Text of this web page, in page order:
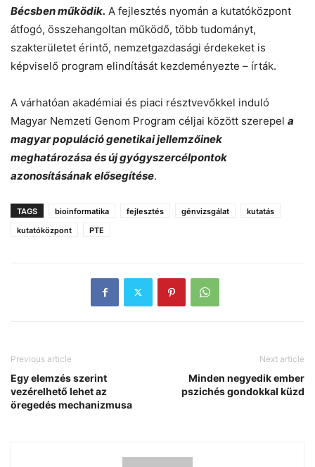
Bécsben működik. A fejlesztés nyomán a kutatóközpont
átfogó, összehangoltan működő, több tudományt,
szakterületet érintő, nemzetgazdasági érdekeket is
képviselő program elindítását kezdeményezte – írták.
A várhatóan akadémiai és piaci résztvevőkkel induló
Magyar Nemzeti Genom Program céljai között szerepel a
magyar populáció genetikai jellemzőinek
meghatározása és új gyógyszercélpontok
azonosításának elősegítése.
TAGS bioinformatika fejlesztés génvizsgálat
kutatás
kutatóközpont
PTE
Previous article
Egy elemzés szerint
vezérelhető lehet az
öregedés mechanizmusa
Next article
Minden negyedik ember
pszichés gondokkal küzd